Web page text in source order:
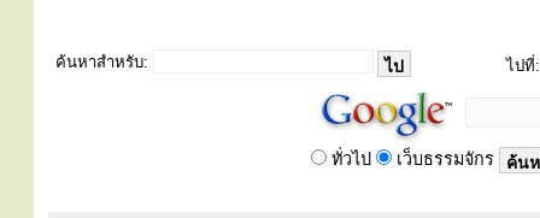
ค้นหาสำหรับ: ไปที่:
ทั่วไป เว็บธรรมจักร